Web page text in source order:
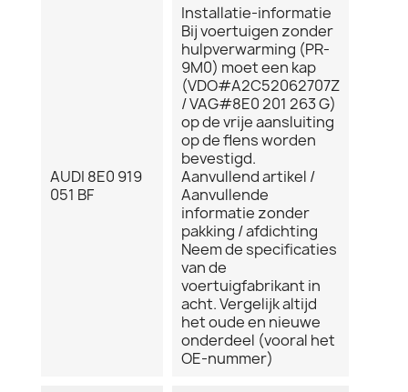
AUDI 8E0 919
051 BF
Installatie-informatie
Bij voertuigen zonder
hulpverwarming (PR-
9M0) moet een kap
(VDO#A2C52062707Z
/ VAG#8E0 201 263 G)
op de vrije aansluiting
op de flens worden
bevestigd.
Aanvullend artikel /
Aanvullende
informatie zonder
pakking / afdichting
Neem de specificaties
van de
voertuigfabrikant in
acht. Vergelijk altijd
het oude en nieuwe
onderdeel (vooral het
OE-nummer)